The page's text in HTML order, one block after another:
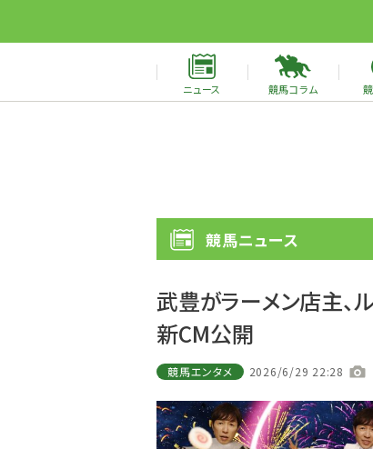
ニュース 競馬コラム
競馬ニュース
武豊がラーメン店主、
新CM公開
競馬エンタメ 2026/6/29 22:28